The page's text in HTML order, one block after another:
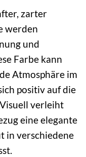
zarter
werden
und
Farbe kann
Atmosphäre im
positiv auf die
verleiht
eine elegante
in verschiedene